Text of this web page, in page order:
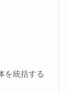
を統括する